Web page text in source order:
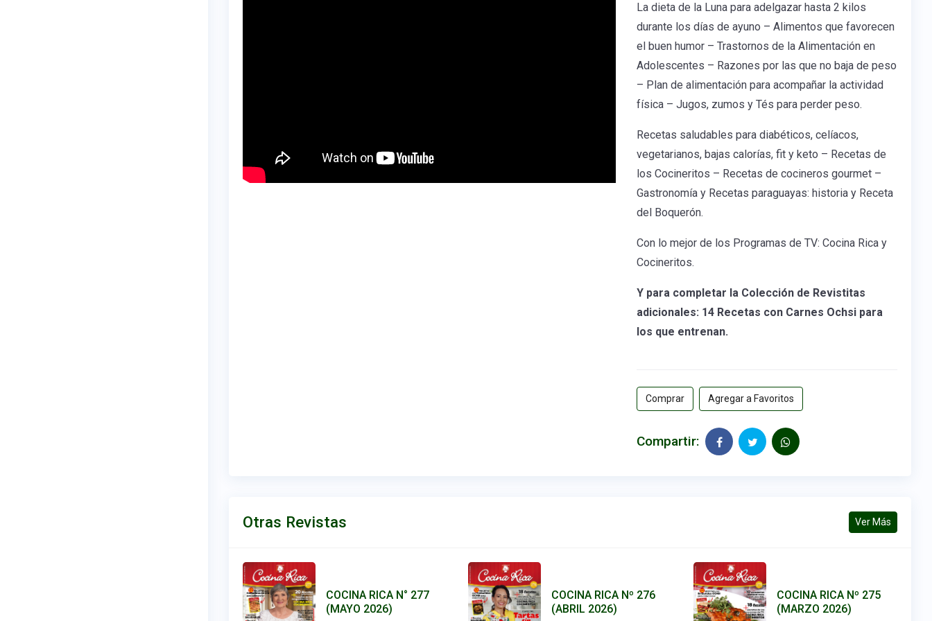
La dieta de la Luna para adelgazar hasta 2 kilos
durante los días de ayuno – Alimentos que favorecen
el buen humor – Trastornos de la Alimentación en
Adolescentes – Razones por las que no baja de peso
– Plan de alimentación para acompañar la actividad
física – Jugos, zumos y Tés para perder peso.
Recetas saludables para diabéticos, celíacos,
vegetarianos, bajas calorías, fit y keto – Recetas de
los Cocineritos – Recetas de cocineros gourmet –
Gastronomía y Recetas paraguayas: historia y Receta
del Boquerón.
Con lo mejor de los Programas de TV: Cocina Rica y
Cocineritos.
Y para completar la Colección de Revistitas
adicionales: 14 Recetas con Carnes Ochsi para
los que entrenan.
Comprar Agregar a Favoritos
Compartir:
Otras Revistas Ver Más
COCINA RICA N° 277
(MAYO 2026)
COCINA RICA Nº 276
(ABRIL 2026)
COCINA RICA Nº 275
(MARZO 2026)